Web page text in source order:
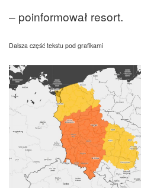
– poinformował resort.
Dalsza część tekstu pod grafikami